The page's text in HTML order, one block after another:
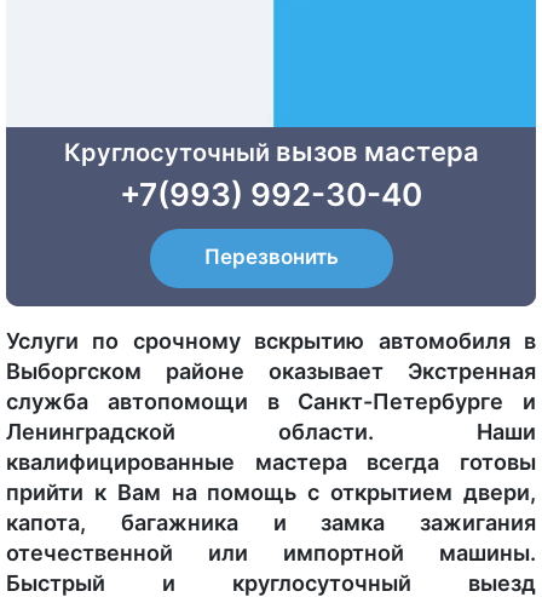
Круглосуточный вызов мастера
+7(993) 992-30-40
Перезвонить
Услуги по срочному вскрытию автомобиля в
Выборгском районе оказывает Экстренная
служба автопомощи в Санкт-Петербурге и
Ленинградской области. Наши
квалифицированные мастера всегда готовы
прийти к Вам на помощь с открытием двери,
капота, багажника и замка зажигания
отечественной или импортной машины.
Быстрый и круглосуточный выезд